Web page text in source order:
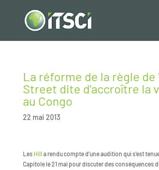
La réforme de la règle de
Street dite d'accroître la
au Congo
22 mai 2013
Les Hill a rendu compte d'une audition qui s'est
Capitole le 21 mai pour discuter des conséquences